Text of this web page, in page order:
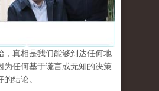
，真相是我们能够到达任何地
为任何基于谎言或无知的决策
结论。